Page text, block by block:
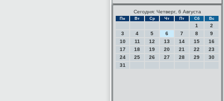
Сегодня: Четверг, 6 Августа
Пн Вт Ср Чт Пт Сб Вс
1
2
3
4 5 6 7 8
9
10
11 12 13 14 15
16
17
18 19 20 21 22
23
24
25 26 27 28 29
30
31